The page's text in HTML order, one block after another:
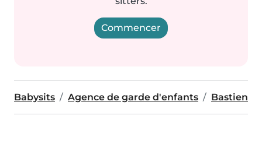
Commencer
Babysits Agence de garde d'enfants Bastien